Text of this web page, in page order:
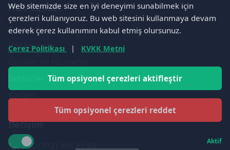
Hızlı Linkler
Anasayfa
Hakkımızda
İletişim
+90 (312) 394 82 84
Web sitemizde size en iyi deneyimi sunabilmek için
çerezleri kullanıyoruz. Bu web sitesini kullanmaya devam
ederek çerez kullanımını kabul etmiş olursunuz.
Çerez Politikası | KVKK Metni
Tüm opsiyonel çerezleri aktifleştir
Tüm opsiyonel çerezleri reddet
Aktif